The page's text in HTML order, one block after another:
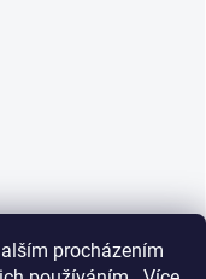
procházením